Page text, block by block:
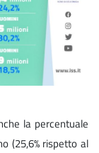
la percentuale
(25,6% rispetto al